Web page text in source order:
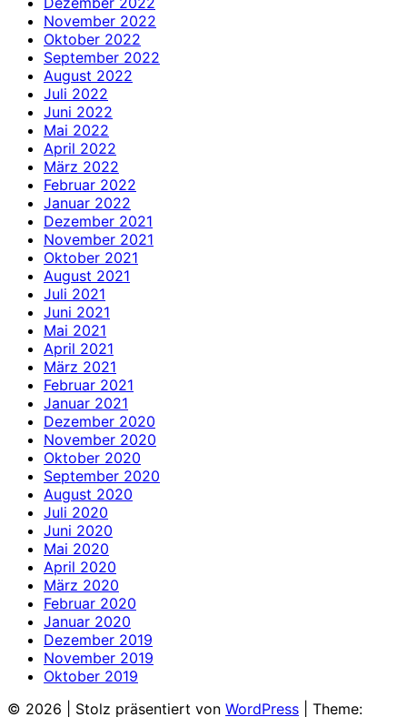
November 2022
Oktober 2022
September 2022
August 2022
Juli 2022
Juni 2022
Mai 2022
April 2022
März 2022
Februar 2022
Januar 2022
Dezember 2021
November 2021
Oktober 2021
August 2021
Juli 2021
Juni 2021
Mai 2021
April 2021
März 2021
Februar 2021
Januar 2021
Dezember 2020
November 2020
Oktober 2020
September 2020
August 2020
Juli 2020
Juni 2020
Mai 2020
April 2020
März 2020
Februar 2020
Januar 2020
Dezember 2019
November 2019
Oktober 2019
© 2026
Stolz präsentiert von WordPress Theme: